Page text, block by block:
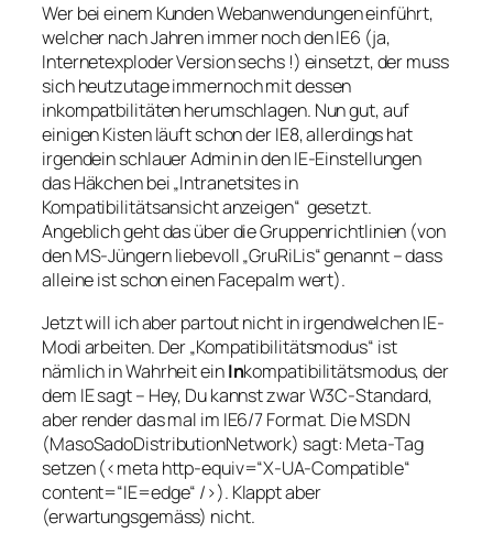
Wer bei einem Kunden Webanwendungen einführt,
welcher nach Jahren immer noch den IE6 (ja,
Internetexploder Version sechs !) einsetzt, der muss
sich heutzutage immernoch mit dessen
inkompatbilitäten herumschlagen. Nun gut, auf
einigen Kisten läuft schon der IE8, allerdings hat
irgendein schlauer Admin in den IE-Einstellungen
das Häkchen bei „Intranetsites in
Kompatibilitätsansicht anzeigen“ gesetzt.
Angeblich geht das über die Gruppenrichtlinien (von
den MS-Jüngern liebevoll „GruRiLis“ genannt – dass
alleine ist schon einen Facepalm wert).
Jetzt will ich aber partout nicht in irgendwelchen IE-
Modi arbeiten. Der „Kompatibilitätsmodus“ ist
nämlich in Wahrheit einInkompatibilitätsmodus, der
dem IE sagt – Hey, Du kannst zwar W3C-Standard,
aber render das mal im IE6/7 Format. Die MSDN
(MasoSadoDistributionNetwork) sagt: Meta-Tag
setzen (<meta http-equiv=“X-UA-Compatible“
content=“IE=edge“ />). Klappt aber
(erwartungsgemäss) nicht.